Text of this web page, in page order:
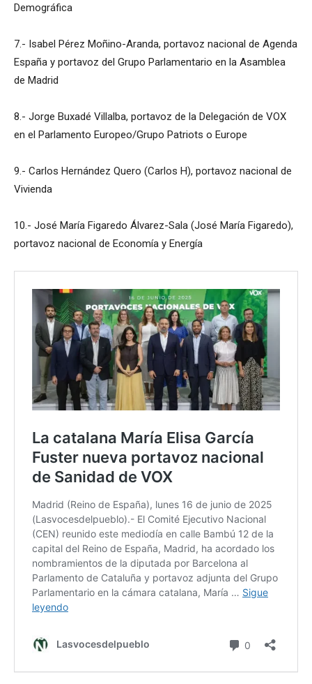
Demográfica
7.- Isabel Pérez Moñino-Aranda, portavoz nacional de Agenda
España y portavoz del Grupo Parlamentario en la Asamblea
de Madrid
8.- Jorge Buxadé Villalba, portavoz de la Delegación de VOX
en el Parlamento Europeo/Grupo Patriots o Europe
9.- Carlos Hernández Quero (Carlos H), portavoz nacional de
Vivienda
10.- José María Figaredo Álvarez-Sala (José María Figaredo),
portavoz nacional de Economía y Energía